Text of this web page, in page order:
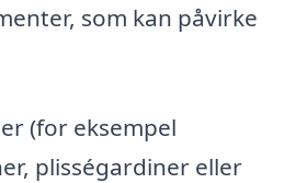
som kan påvirke
(for eksempel
plisségardiner eller